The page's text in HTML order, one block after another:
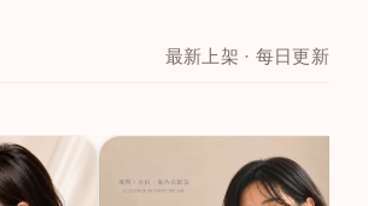
最新上架 · 每日更新